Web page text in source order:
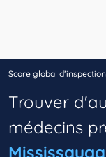
Score global d’inspection
Trouver
médecins